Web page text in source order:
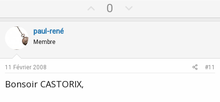
p
t
0
o
v
paul-rené
Membre
11 Février 2008 #11
Bonsoir CASTORIX,